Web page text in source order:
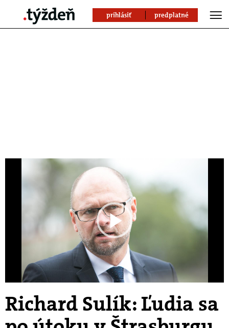
prihlásiť predplatné
Play
Video
Richard Sulík: Ľudia sa